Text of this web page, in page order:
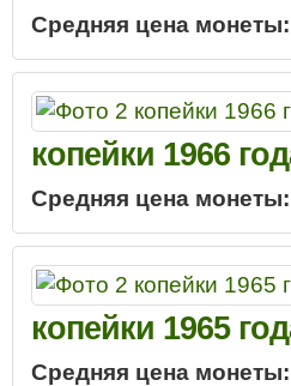
Средняя цена монеты:
копейки 1966
Средняя цена монеты:
копейки 1965
Средняя цена монеты: